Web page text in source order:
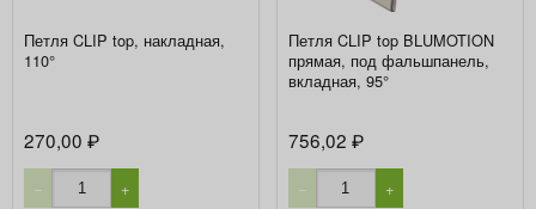
Петля CLIP top, накладная,
110°
270,00₽
− +
Петля CLIP top BLUMOTION
прямая, под фальшпанель,
вкладная, 95°
756,02 ₽
− +